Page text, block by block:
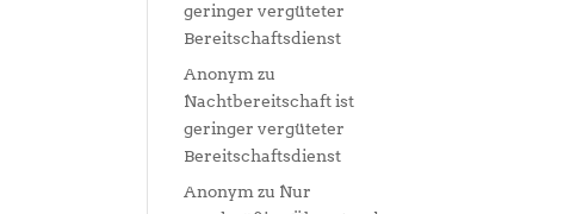
geringer vergüteter
Bereitschaftsdienst
Anonym zu
Nachtbereitschaft ist
geringer vergüteter
Bereitschaftsdienst
Anonym zu Nur